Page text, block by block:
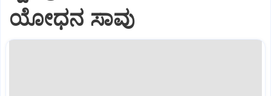
ಯೋಧನ ಸಾವು